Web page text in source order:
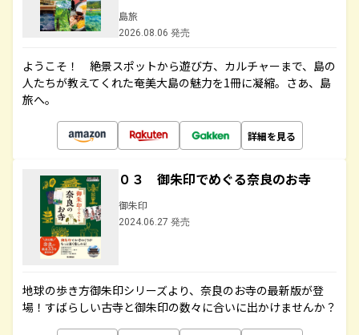
島旅
2026.08.06 発売
ようこそ！ 絶景スポットから遊び方、カルチャーまで、島の
人たちが教えてくれた奄美大島の魅力を1冊に凝縮。さあ、島
旅へ。
詳細を見る
０３ 御朱印でめぐる奈良のお寺
御朱印
2024.06.27 発売
地球の歩き方御朱印シリーズより、奈良のお寺の最新版が登
場！すばらしい古寺と御朱印の数々に合いに出かけませんか？